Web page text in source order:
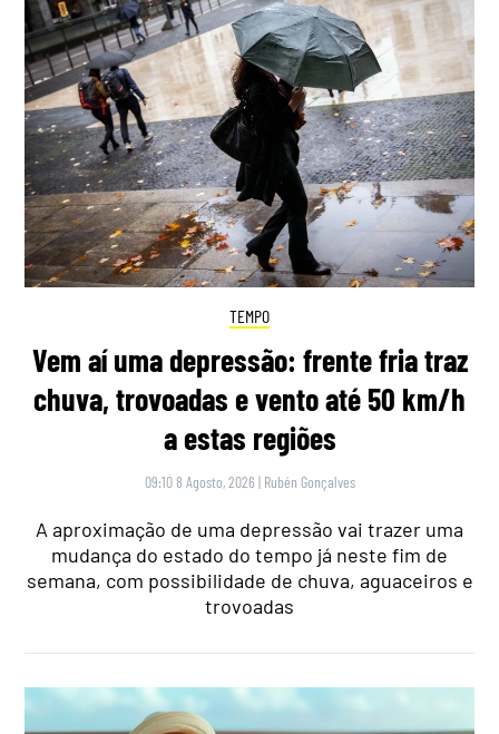
TEMPO
Vem aí uma depressão: frente fria traz
chuva, trovoadas e vento até 50 km/h
a estas regiões
09:10 8 Agosto, 2026 | Rubén Gonçalves
A aproximação de uma depressão vai trazer uma
mudança do estado do tempo já neste fim de
semana, com possibilidade de chuva, aguaceiros e
trovoadas